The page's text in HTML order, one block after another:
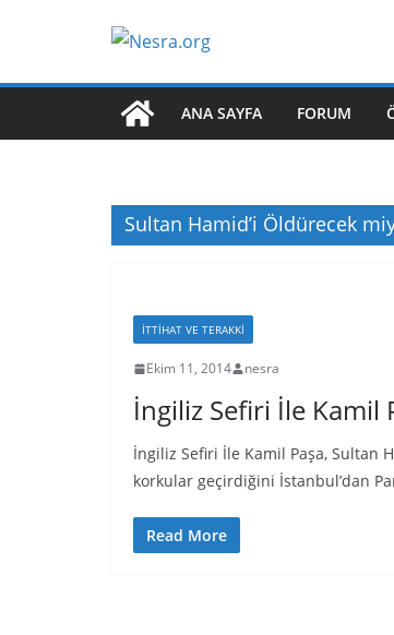
ANA SAYFA FORUM
Sultan Hamid’i Öldürecek
İTTIHAT VE TERAKKI
Ekim 11, 2014 nesra
İngiliz Sefiri İle Kamil
İngiliz Sefiri İle Kamil Paşa, Sultan
korkular geçirdiğini İstanbul’dan
Read More